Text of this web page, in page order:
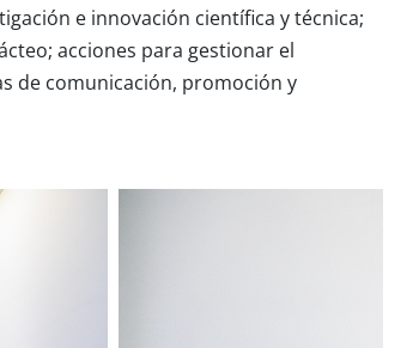
e innovación científica y técnica;
acciones para gestionar el
de comunicación, promoción y